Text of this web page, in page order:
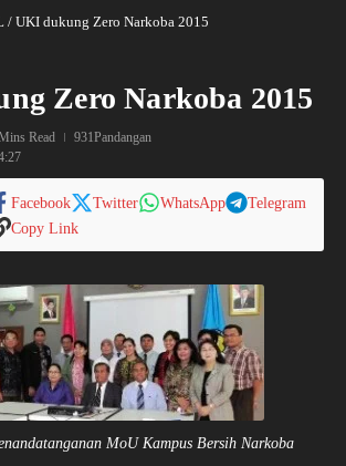
/ UKI dukung Zero Narkoba 2015
Zero Narkoba 2015
Read
931Pandangan
Facebook Twitter WhatsApp
Telegram
Copy Link
MoU Kampus Bersih Narkoba